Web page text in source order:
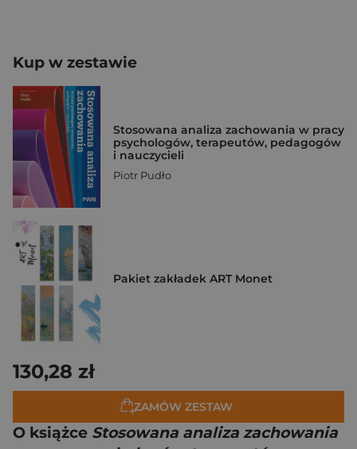
Kup w zestawie
Stosowana analiza zachowania w pracy
psychologów, terapeutów, pedagogów
i nauczycieli
Piotr Pudło
Pakiet zakładek ART Monet
130,28 zł
ZAMÓW ZESTAW
O książce Stosowana analiza zachowania